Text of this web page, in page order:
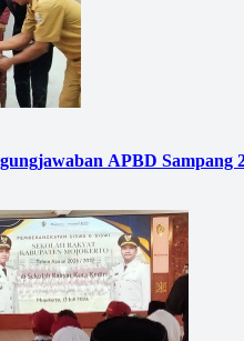
APBD Sampang